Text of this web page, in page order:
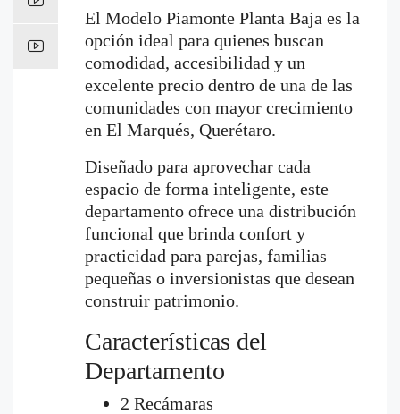
El Modelo Piamonte Planta Baja es la
opción ideal para quienes buscan
comodidad, accesibilidad y un
excelente precio dentro de una de las
comunidades con mayor crecimiento
en El Marqués, Querétaro.
Diseñado para aprovechar cada
espacio de forma inteligente, este
departamento ofrece una distribución
funcional que brinda confort y
practicidad para parejas, familias
pequeñas o inversionistas que desean
construir patrimonio.
Características del
Departamento
2 Recámaras